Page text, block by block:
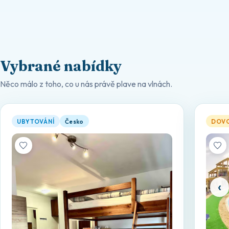
Vybrané nabídky
Něco málo z toho, co u nás právě plave na vlnách.
Celá nemovitost: nájemní jednotka v místě Brno, Česko —
UBYTOVÁNÍ Česko
‹